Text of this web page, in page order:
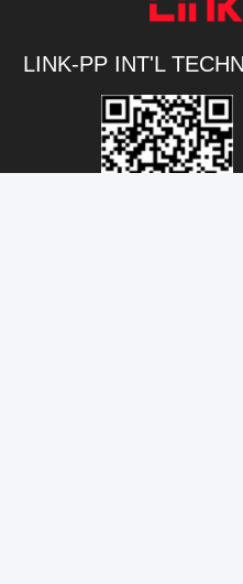
LINK-PP INT'L